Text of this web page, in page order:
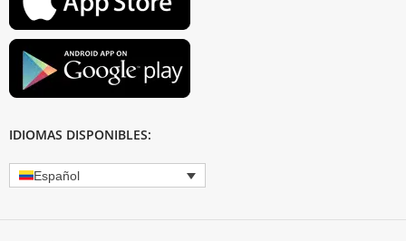
IDIOMAS DISPONIBLES:
Español